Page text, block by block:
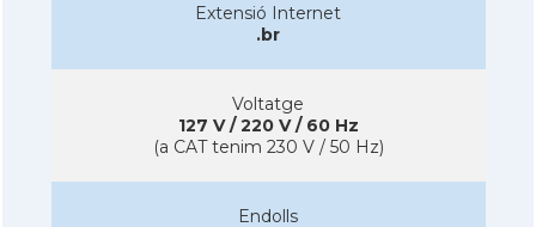
Extensió Internet
.br
Voltatge
127 V / 220 V / 60 Hz
(a CAT tenim 230 V / 50 Hz)
Endolls